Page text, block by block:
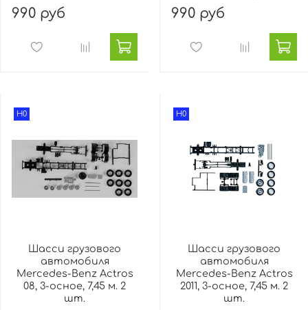
990 руб 990 руб
H0
Шасси грузового
автомобиля
Mercedes-Benz Actros
08, 3-осное, 7,45 м. 2
шт.
H0
Шасси грузового
автомобиля
Mercedes-Benz Actros
2011, 3-осное, 7,45 м. 2
шт.